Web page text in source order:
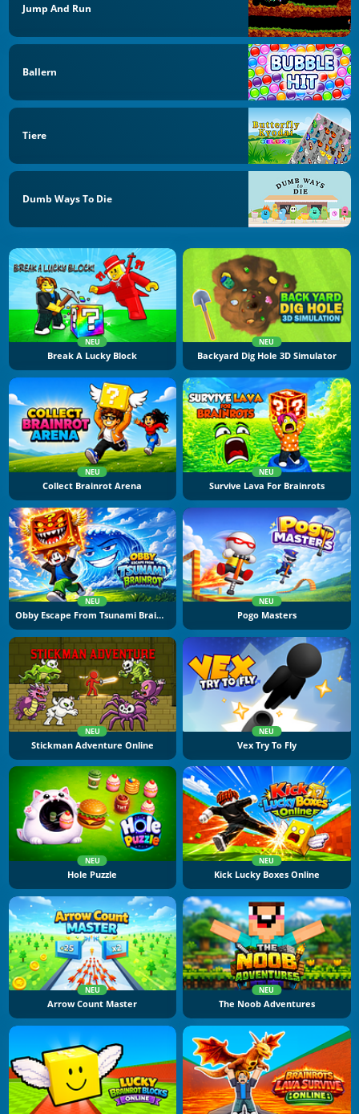
Jump And Run
Ballern
Tiere
Dumb Ways To Die
NEU
Break A Lucky Block
NEU
Backyard Dig Hole 3D Simulator
NEU
Collect Brainrot Arena
NEU
Survive Lava For Brainrots
NEU
Obby Escape From Tsunami Brainrot
NEU
Pogo Masters
NEU
Stickman Adventure Online
NEU
Vex Try To Fly
NEU
Hole Puzzle
NEU
Kick Lucky Boxes Online
NEU
Arrow Count Master
NEU
The Noob Adventures